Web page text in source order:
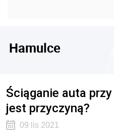
Hamulce
Ściąganie auta
jest przyczyną?
09 lis 2021